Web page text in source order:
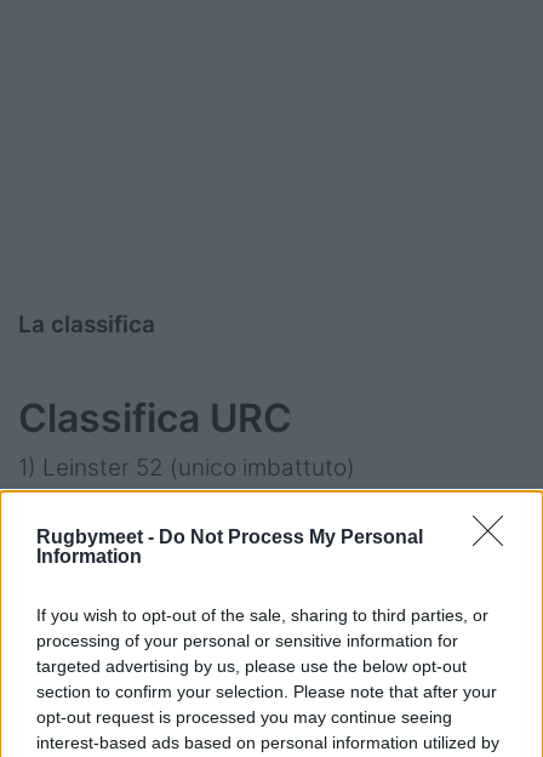
Rugbymeet - Do Not Process My Personal
Information
If you wish to opt-out of the sale, sharing to third parties, or
processing of your personal or sensitive information for
targeted advertising by us, please use the below opt-out
section to confirm your selection. Please note that after your
opt-out request is processed you may continue seeing
interest-based ads based on personal information utilized by
La classifica
Classifica URC
1) Leinster 52 (unico imbattuto)
2) Glasgow 42
3) Bulls 40
4) Sharks 34
5) Munster 31
6) Cradiff 30
7) Benetton 28
8) Scarlets 27
--------------------------- zona play-off